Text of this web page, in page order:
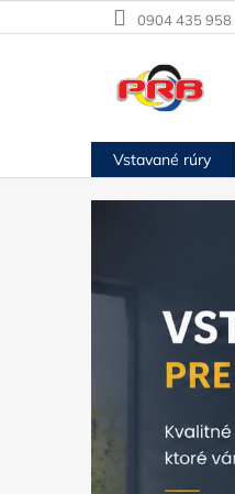
na
0904 435 958
Vstavané rúry